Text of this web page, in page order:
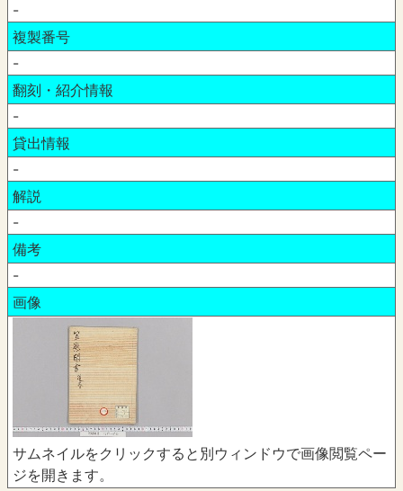
-
複製番号
-
翻刻・紹介情報
-
貸出情報
-
解説
-
備考
-
画像
サムネイルをクリックすると別ウィンドウで画像閲覧ペー
ジを開きます。